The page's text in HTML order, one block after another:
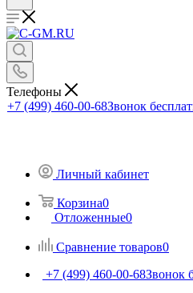
Телефоны
+7 (499) 460-00-68Звонок
Личный кабинет
Корзина0
Отложенные0
Сравнение товаров0
+7 (499) 460-00-68Звонок